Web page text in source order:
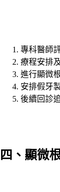
專科醫師
療程安排
進行顯微
安排假牙
後續回診
四、顯微